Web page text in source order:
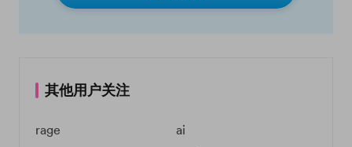
其他用户关注
rage
ai